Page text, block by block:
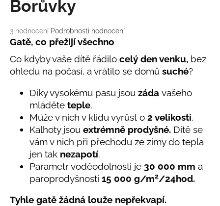
Průměrné
hodnocení
je
5,0
z
hvězdiček.
3 hodnocení Podrobnosti hodnocení
Borůvky
Gatě, co přežijí všechno
Co kdyby vaše dítě řádilo celý den venku, bez
ohledu na počasí, a vrátilo se domů suché?
Díky vysokému pasu jsou záda vašeho
mláděte teple.
Může v nich v klidu vyrůst o 2 velikosti.
Kalhoty jsou extrémně prodyšné. Dítě se
vám v nich při přechodu ze zimy do tepla
jen tak nezapotí.
Parametr voděodolnosti je 30 000 mm a
paroprodyšnosti 15 000 g/m2/24hod.
Tyhle gatě žádná louže nepřekvapí.
u
e
m
e
KLOBOUČEK
OUŠKY
UV
BÍLÝ